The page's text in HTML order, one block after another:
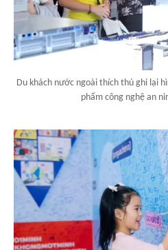
Du khách nước ngoài thích thú ghi lại
phẩm công nghệ an